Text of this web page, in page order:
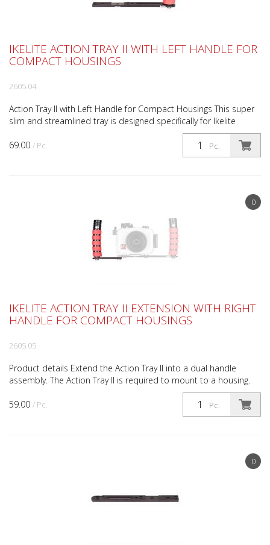
69.00 / Pc. Pc.
IKELITE ACTION TRAY II WITH LEFT HANDLE FOR
COMPACT HOUSINGS
2605.04
Action Tray II with Left Handle for Compact Housings This super
slim and streamlined tray is designed specifically for Ikelite
Action, ULTRAcompact, and smaller compact d...
0
59.00 / Pc. Pc.
IKELITE ACTION TRAY II EXTENSION WITH RIGHT
HANDLE FOR COMPACT HOUSINGS
2605.05
Product details Extend the Action Tray II into a dual handle
assembly. The Action Tray II is required to mount to a housing.
What's included Action Tray II Extension # 26...
0